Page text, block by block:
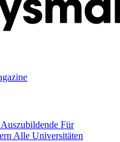
Für
Alle Universitäten